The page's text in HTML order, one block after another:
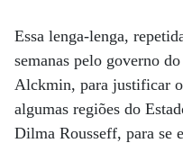
Essa lenga-lenga,
semanas pelo governo
Alckmin, para justificar
algumas regiões do
Dilma Rousseff, para se